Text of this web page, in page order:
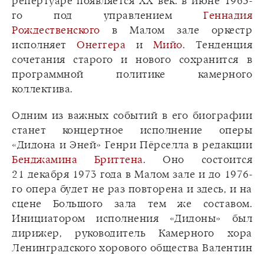
го под управлением Геннадия
Рождественского в Малом зале оркестр
исполняет Онеггера и Мийо. Тенденция
сочетания старого и нового сохранится в
программной политике камерного
коллектива.
Одним из важных событий в его биографии
станет концертное исполнение оперы
«Дидона и Эней» Генри Пёрселла в редакции
Бенджамина Бриттена. Оно состоится
21 декабря 1973 года в Малом зале и до 1976-
го опера будет не раз повторена и здесь, и на
сцене Большого зала тем же составом.
Инициатором исполнения «Дидоны» был
дирижер, руководитель Камерного хора
Ленинградского хорового общества Валентин